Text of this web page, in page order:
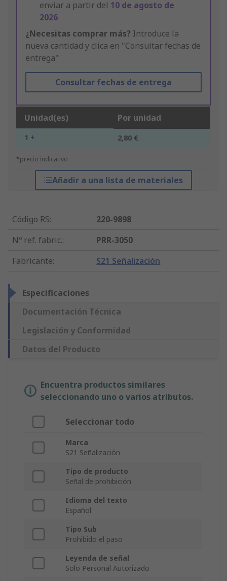
enviar a partir del 10 de agosto de
2026
¿Necesitas comprar más? Introduce la
nueva cantidad y clica en "Consultar fechas de
entrega"
Consultar fechas de entrega
Unidad(es) Por unidad
1 + 2,80 €
*precio indicativo
Añadir a una lista de materiales
Código RS:
220-9898
Nº ref. fabric.:
PRR-3050
Fabricante: S21 Señalización
Especificaciones
Documentación Técnica
Legislación y Conformidad
Datos del Producto
Encuentra productos similares
seleccionando uno o varios atributos.
Seleccionar todo
Marca
S21 Señalización
Tipo de producto
Señal de prohibición
Idioma del texto
Español
Tipo Sub
Prohibido el paso
Leyenda de señal
Solo Personal Autorizado